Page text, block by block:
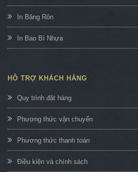
In Băng Rôn
In Bao Bì Nhựa
HỖ TRỢ KHÁCH HÀNG
Quy trình đặt hàng
Phương thức vận chuyển
Phương thức thanh toán
Điều kiện và chính sách